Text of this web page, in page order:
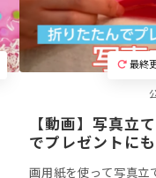
最終
【動画】写真立
でプレゼントに
画用紙を使って写真立